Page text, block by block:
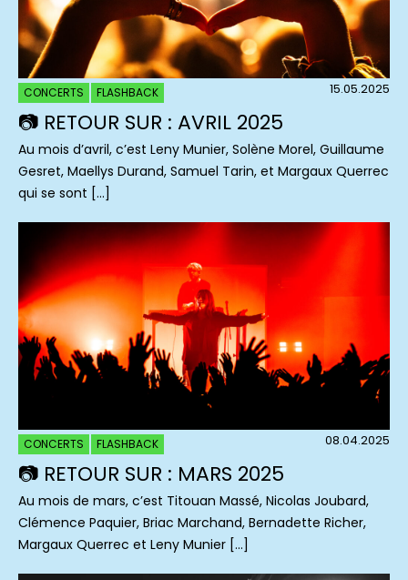
CONCERTS FLASHBACK 15.05.2025
📷 RETOUR SUR : AVRIL 2025
Au mois d’avril, c’est Leny Munier, Solène Morel, Guillaume
Gesret, Maellys Durand, Samuel Tarin, et Margaux Querrec
qui se sont […]
CONCERTS FLASHBACK 08.04.2025
📷 RETOUR SUR : MARS 2025
Au mois de mars, c’est Titouan Massé, Nicolas Joubard,
Clémence Paquier, Briac Marchand, Bernadette Richer,
Margaux Querrec et Leny Munier […]